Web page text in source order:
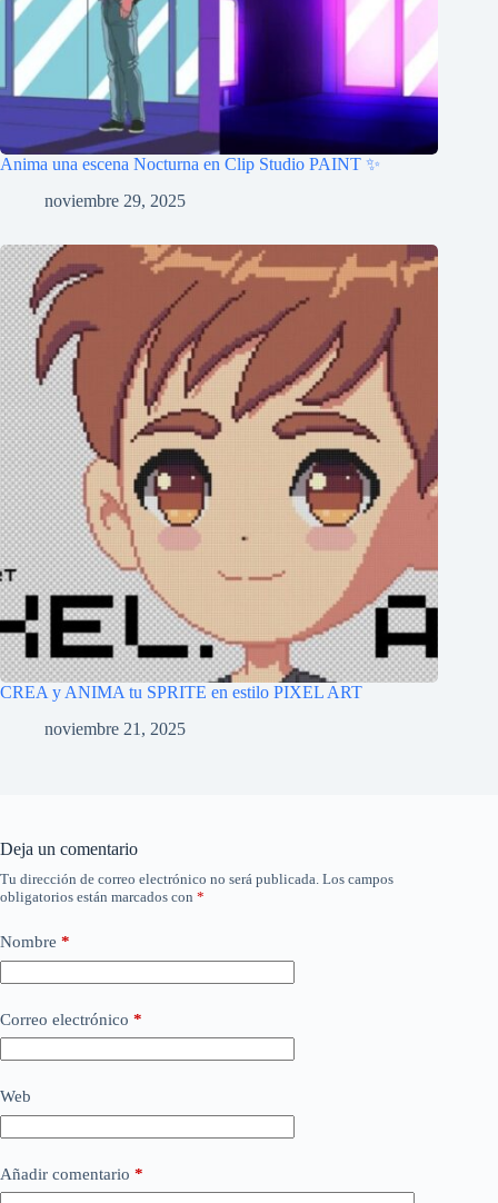
Anima una escena Nocturna en Clip Studio PAINT ✨
noviembre 29, 2025
CREA y ANIMA tu SPRITE en estilo PIXEL ART
noviembre 21, 2025
Deja un comentario
Tu dirección de correo electrónico no será publicada. Los campos
obligatorios están marcados con *
Nombre *
Correo electrónico *
Web
Añadir comentario *